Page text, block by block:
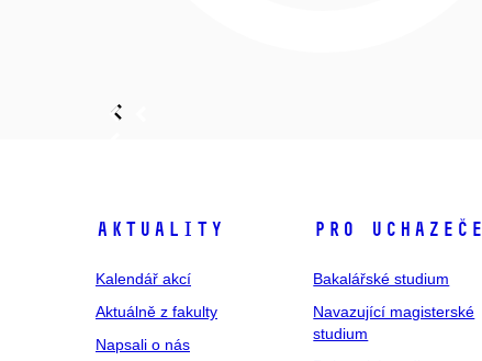
Aktuality
Kalendář akcí
Aktuálně z fakulty
Napsali o nás
Pro uchazeče
Bakalářské studium
Navazující magisterské
studium